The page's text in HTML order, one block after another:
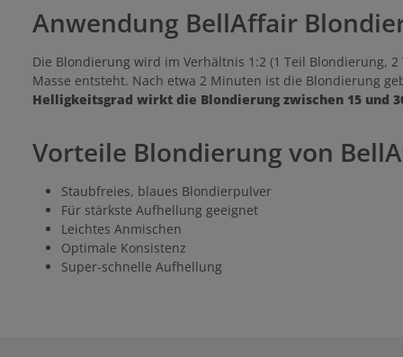
Anwendung BellAffair
Die Blondierung wird im Verhältnis 1:2 (1 Teil Blondierung,
Masse entsteht. Nach etwa 2 Minuten ist die Blondierung
Helligkeitsgrad wirkt die Blondierung zwischen 15 und
Vorteile Blondierung von
Staubfreies, blaues Blondierpulver
Für stärkste Aufhellung geeignet
Leichtes Anmischen
Optimale Konsistenz
Super-schnelle Aufhellung